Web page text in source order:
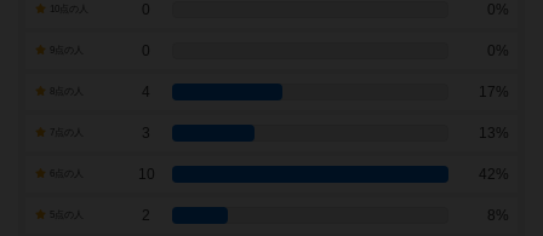
0 0%
0 0%
4 17%
7点の人 3 13%
10 42%
2 8%